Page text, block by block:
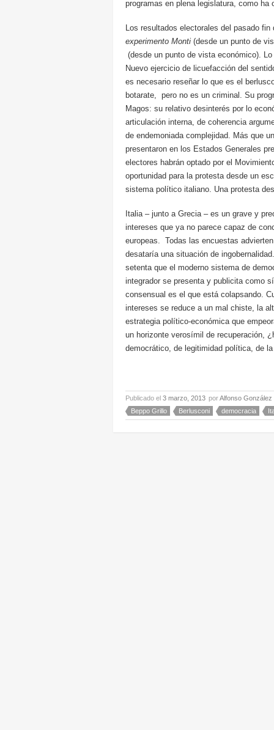
programas en plena legislatura, como ha
Los resultados electorales del pasado
experimento Monti (desde un punto de
(desde un punto de vista económico).
Nuevo ejercicio de licuefacción del
es necesario reseñar lo que es el
botarate, pero no es un criminal. Su
Magos: su relativo desinterés por lo
articulación interna, de coherencia
de endemoniada complejidad. Más que
presentaron en los Estados Generales
electores habrán optado por el
oportunidad para la protesta desde un
sistema político italiano. Una protesta
Italia – junto a Grecia – es un grave y
intereses que ya no parece capaz de
europeas. Todas las encuestas
desataría una situación de
setenta que el moderno sistema de
integrador se presenta y publicita como
consensual es el que está colapsando.
intereses se reduce a un mal chiste, la
estrategia político-económica que
un horizonte verosímil de recuperación,
democrático, de legitimidad política, de
Publicado el 3 marzo, 2013 porAlfonso González
Beppo Grillo
Berlusconi democracia